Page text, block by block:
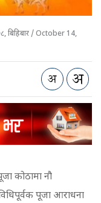
बिहिबार / October 14,
कोठामा नौ
विधिपूर्वक पूजा आराधना